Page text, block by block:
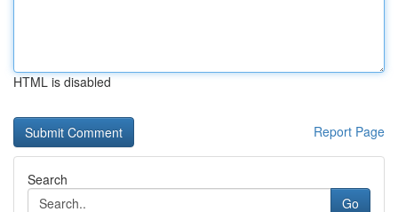
HTML is disabled
Report Page
Search
Go